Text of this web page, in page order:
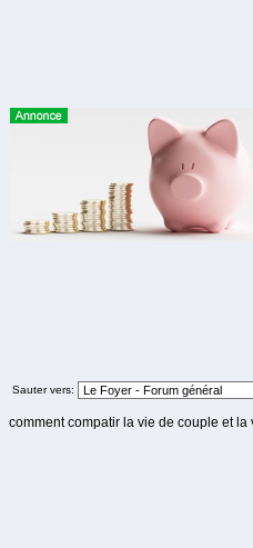
Sauter vers:
comment compatir la vie de couple et la